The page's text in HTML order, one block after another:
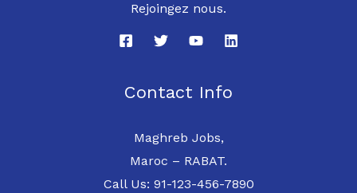
Rejoingez nous.
Contact Info
Maghreb Jobs,
Maroc – RABAT.
Call Us: 91-123-456-7890